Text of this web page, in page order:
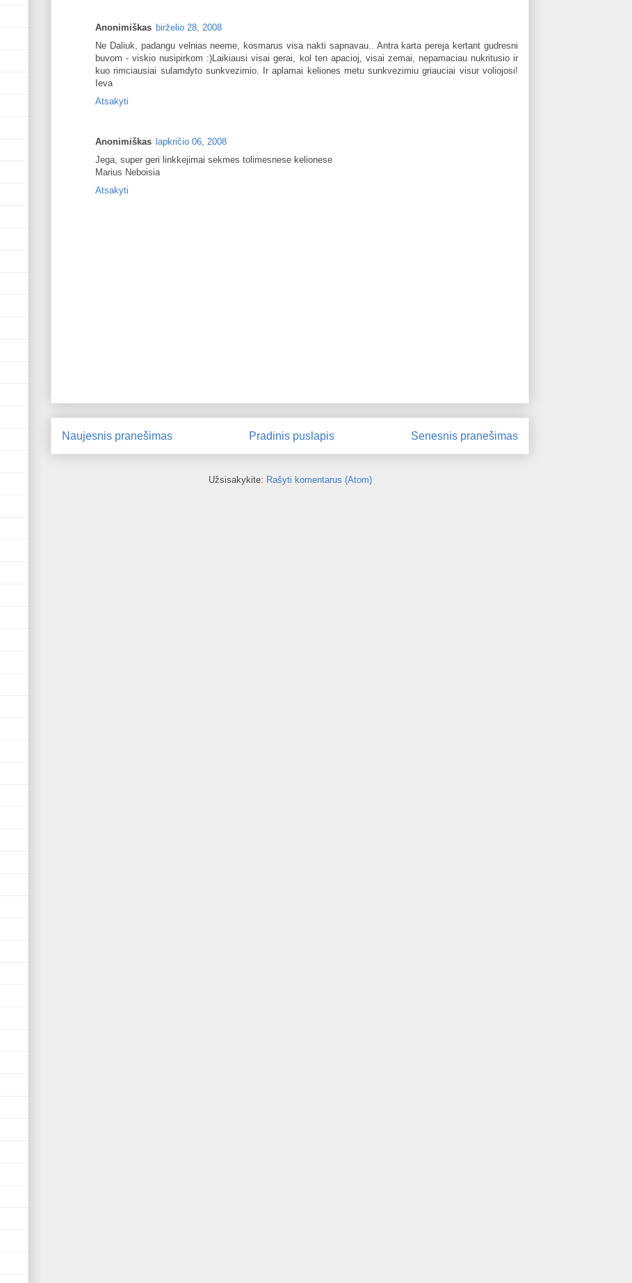
Anonimiškas birželio 28, 2008
Ne Daliuk, padangu velnias neeme, kosmarus visa nakti sapnavau.. Antra karta pereja kertant gudresni
buvom - viskio nusipirkom :)Laikiausi visai gerai, kol ten apacioj, visai zemai, nepamaciau nukritusio ir
kuo rimciausiai sulamdyto sunkvezimio. Ir aplamai keliones metu sunkvezimiu griauciai visur voliojosi!
Ieva
Atsakyti
Anonimiškas lapkričio 06, 2008
Jega, super geri linkkejimai sekmes tolimesnese kelionese
Marius Neboisia
Atsakyti
Naujesnis pranešimas Senesnis pranešimas
Pradinis puslapis
Užsisakykite: Rašyti komentarus (Atom)